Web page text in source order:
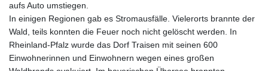
aufs Auto umstiegen.
In einigen Regionen gab es Stromausfälle. Vielerorts brannte der
Wald, teils konnten die Feuer noch nicht gelöscht werden. In
Rheinland-Pfalz wurde das Dorf Traisen mit seinen 600
Einwohnerinnen und Einwohnern wegen eines großen